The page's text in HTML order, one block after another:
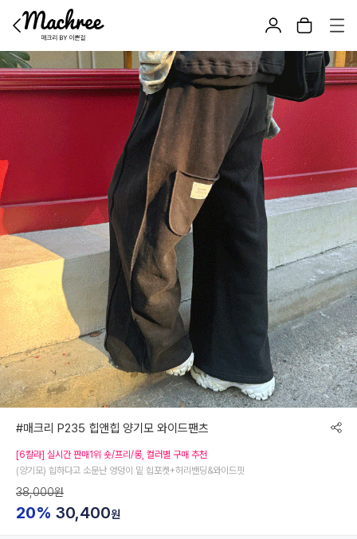
#매크리 P235 힙앤힙 양기모 와이드팬츠
[6칼라] 실시간 판매1위 숏/프리/롱, 컬러별 구매 추천
(양기모) 힙하다고 소문난 엉덩이 밑 힙포켓+허리밴딩&와이드핏
38,000원
20% 30,400원